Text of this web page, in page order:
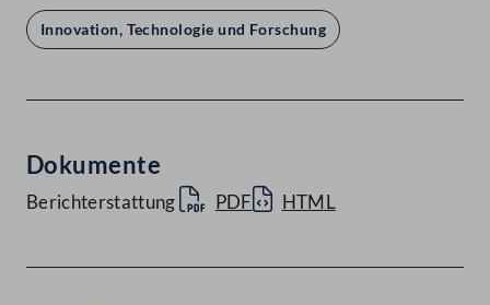
Innovation, Technologie und Forschung
Dokumente
Berichterstattung PDF HTML